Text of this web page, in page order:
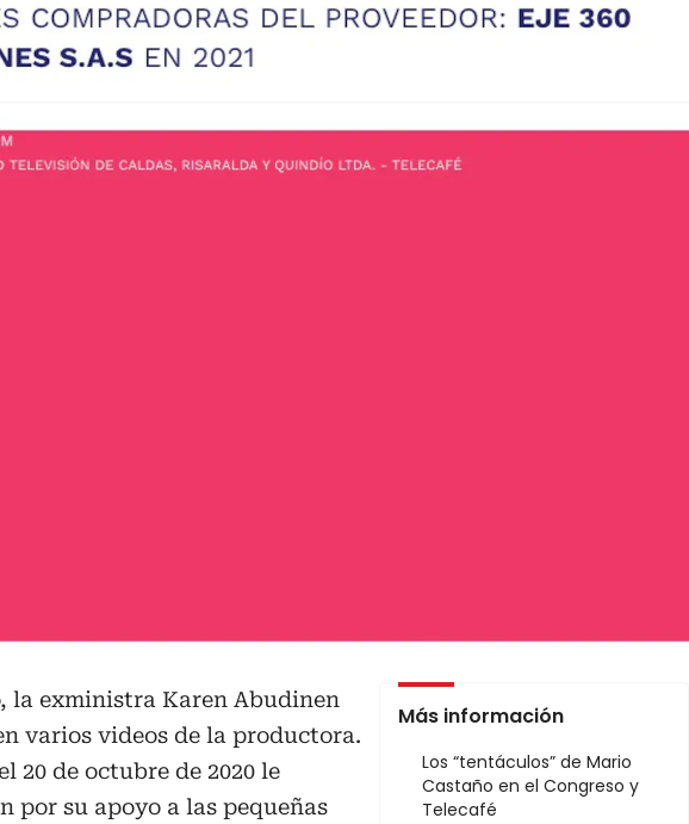
Más información
Los “tentáculos” de Mario
Castaño en el Congreso y
Telecafé
la exministra Karen Abudinen
varios videos de la productora.
20 de octubre de 2020 le
por su apoyo a las pequeñas